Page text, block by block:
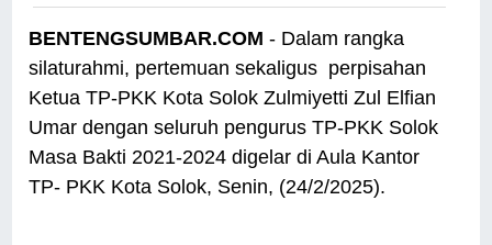
BENTENGSUMBAR.COM - Dalam rangka
silaturahmi, pertemuan sekaligus perpisahan
Ketua TP-PKK Kota Solok Zulmiyetti Zul Elfian
Umar dengan seluruh pengurus TP-PKK Solok
Masa Bakti 2021-2024 digelar di Aula Kantor
TP- PKK Kota Solok, Senin, (24/2/2025).